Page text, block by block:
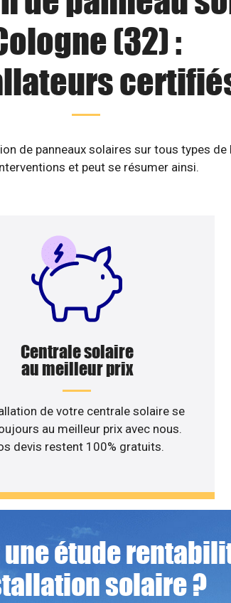
(32) :
de panneaux solaires sur tous types
et peut se résumer ainsi.
Centrale solaire
au meilleur prix
de votre centrale solaire se
au meilleur prix avec nous.
devis restent 100% gratuits.
étude
solaire ?